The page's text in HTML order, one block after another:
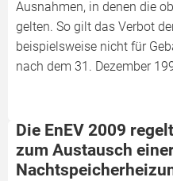
Ausnahmen, in denen die
gelten. So gilt das Verbot
beispielsweise nicht für
nach dem 31. Dezember
Die EnEV 2009
zum Austausch